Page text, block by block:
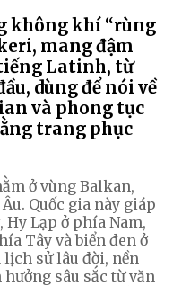
không khí “rùng
mang đậm
Latinh, từ
dùng để nói về
và phong tục
trang phục
ở vùng Balkan,
Quốc gia này giáp
Hy Lạp ở phía Nam,
Tây và biển đen ở
sử lâu đời, nền
sâu sắc từ văn